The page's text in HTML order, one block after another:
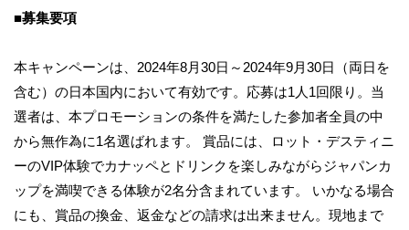
■募集要項
本キャンペーンは、2024年8月30日～2024年9月30日（両日を
含む）の日本国内において有効です。応募は1人1回限り。当
選者は、本プロモーションの条件を満たした参加者全員の中
から無作為に1名選ばれます。 賞品には、ロット・デスティニ
ーのVIP体験でカナッペとドリンクを楽しみながらジャパンカ
ップを満喫できる体験が2名分含まれています。 いかなる場合
にも、賞品の換金、返金などの請求は出来ません。現地まで